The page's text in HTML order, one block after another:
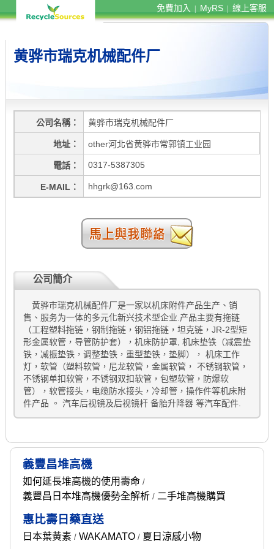
免費加入 MyRS 線上客服
黄骅市瑞克机械配件厂
公司名稱 黄骅市瑞克机械配件厂
地址 other河北省黄骅市常郭镇工业园
電話 0317-5387305
E-MAIL hhgrk@163.com
公司簡介
黄骅市瑞克机械配件厂是一家以机床附件产品生产、销
售、服务为一体的多元化新兴技术型企业.产品主要有拖链
（工程塑料拖链，钢制拖链，钢铝拖链，坦克链，JR-2型矩
形金属软管，导管防护套），机床防护罩, 机床垫铁（减震垫
铁，减振垫铁，调整垫铁，重型垫铁，垫脚）， 机床工作
灯，软管（塑料软管，尼龙软管，金属软管， 不锈钢软管，
不锈钢单扣软管，不锈钢双扣软管，包塑软管，防爆软
管），软管接头，电缆防水接头，冷却管，操作件等机床附
件产品 。 汽车后视镜及后视镜杆 备胎升降器 等汽车配件.
義豐昌堆高機
如何延長堆高機的使用壽命/
義豐昌日本堆高機優勢全解析/ 二手堆高機購買
惠比壽日藥直送
日本葉黃素/ WAKAMATO/ 夏日涼感小物